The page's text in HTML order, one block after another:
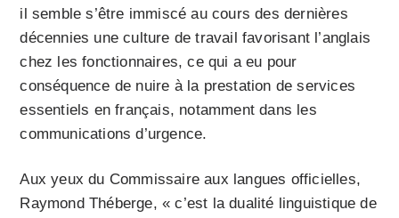
il semble s’être immiscé au cours des dernières
décennies une culture de travail favorisant l’anglais
chez les fonctionnaires, ce qui a eu pour
conséquence de nuire à la prestation de services
essentiels en français, notamment dans les
communications d’urgence.
Aux yeux du Commissaire aux langues officielles,
Raymond Théberge, « c’est la dualité linguistique de